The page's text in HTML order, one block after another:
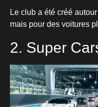
Le club a été créé
mais pour des voitures
2. Super